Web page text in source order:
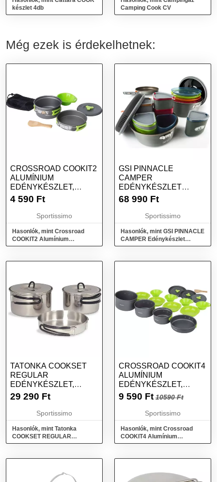
készlet 4db
Camping Cook CV
Még ezek is érdekelhetnek:
CROSSROAD COOKIT2
ALUMÍNIUM
EDÉNYKÉSZLET,
FEKETE, MÉRET
4 590 Ft
Sportissimo
Hasonlók, mint Crossroad
COOKIT2 Alumínium
edénykészlet, fekete, méret
GSI PINNACLE
CAMPER
EDÉNYKÉSZLET
KEMPINGEZÉSHEZ,
68 990 Ft
Sportissimo
Hasonlók, mint GSI PINNACLE
CAMPER Edénykészlet
kempingezéshez, mix, méret
TATONKA COOKSET
REGULAR
EDÉNYKÉSZLET,
EZÜST, MÉRET
29 290 Ft
Sportissimo
Hasonlók, mint Tatonka
COOKSET REGULAR
Edénykészlet, ezüst, méret
CROSSROAD COOKIT4
ALUMÍNIUM
EDÉNYKÉSZLET,
FEKETE, MÉRET
9 590 Ft 10590 Ft
Sportissimo
Hasonlók, mint Crossroad
COOKIT4 Alumínium
edénykészlet, fekete, méret